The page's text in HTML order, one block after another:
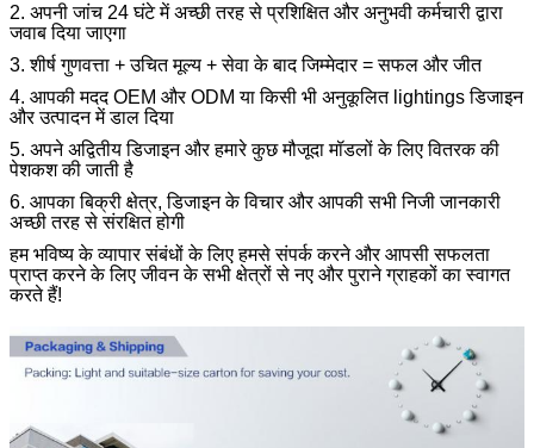
2. अपनी जांच 24 घंटे में अच्छी तरह से प्रशिक्षित और अनुभवी कर्मचारी द्वारा
जवाब दिया जाएगा
3. शीर्ष गुणवत्ता + उचित मूल्य + सेवा के बाद जिम्मेदार = सफल और जीत
4. आपकी मदद OEM और ODM या किसी भी अनुकूलित lightings डिजाइन
और उत्पादन में डाल दिया
5. अपने अद्वितीय डिजाइन और हमारे कुछ मौजूदा मॉडलों के लिए वितरक की
पेशकश की जाती है
6. आपका बिक्री क्षेत्र, डिजाइन के विचार और आपकी सभी निजी जानकारी
अच्छी तरह से संरक्षित होगी
हम भविष्य के व्यापार संबंधों के लिए हमसे संपर्क करने और आपसी सफलता
प्राप्त करने के लिए जीवन के सभी क्षेत्रों से नए और पुराने ग्राहकों का स्वागत
करते हैं!